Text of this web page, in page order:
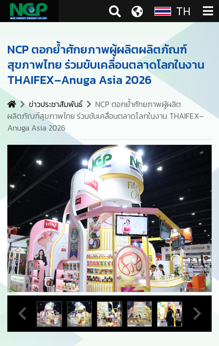
TH
NCP ตอกย้ำศักยภาพผู้ผลิตผลิตภัณฑ์
สุขภาพไทย ร่วมขับเคลื่อนตลาดโลกในงาน
THAIFEX–Anuga Asia 2026
ข่าวประชาสัมพันธ์
NCP ตอกย้ำศักยภาพผู้ผลิต
ผลิตภัณฑ์สุขภาพไทย ร่วมขับเคลื่อนตลาดโลกในงาน THAIFEX–
Anuga Asia 2026